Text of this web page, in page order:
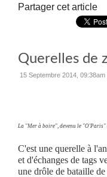
Partager cet article
Querelles de
15 Septembre 2014, 09:38am
La "Mer à boire", devenu le "O'Paris"
C'est une querelle à
et d'échanges de tags
une drôle de bataille